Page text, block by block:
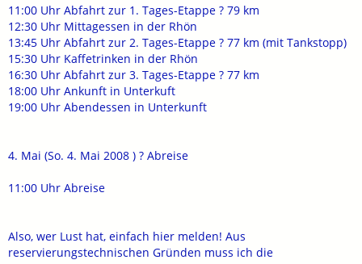
11:00 Uhr Abfahrt zur 1. Tages-Etappe ? 79 km
12:30 Uhr Mittagessen in der Rhön
13:45 Uhr Abfahrt zur 2. Tages-Etappe ? 77 km (mit Tankstopp)
15:30 Uhr Kaffetrinken in der Rhön
16:30 Uhr Abfahrt zur 3. Tages-Etappe ? 77 km
18:00 Uhr Ankunft in Unterkuft
19:00 Uhr Abendessen in Unterkunft
4. Mai (So. 4. Mai 2008 ) ? Abreise
11:00 Uhr Abreise
Also, wer Lust hat, einfach hier melden! Aus
reservierungstechnischen Gründen muss ich die